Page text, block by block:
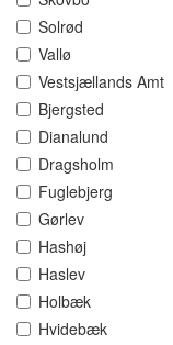
Solrød
Vallø
Vestsjællands Amt
Bjergsted
Dianalund
Dragsholm
Fuglebjerg
Gørlev
Hashøj
Haslev
Holbæk
Hvidebæk